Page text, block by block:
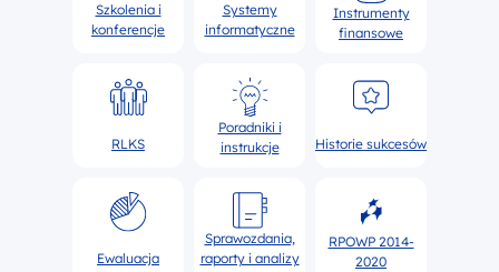
Szkolenia i
konferencje
Systemy
informatyczne
Instrumenty
finansowe
RLKS
Poradniki i
instrukcje
Historie sukcesów
Ewaluacja
Sprawozdania,
raporty i analizy
RPOWP 2014-
2020